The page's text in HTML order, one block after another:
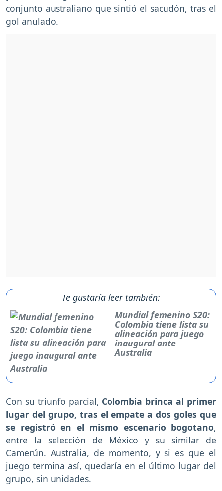
conjunto australiano que sintió el sacudón, tras el
gol anulado.
Te gustaría leer también:
Mundial femenino S20:
Colombia tiene lista su
alineación para juego
inaugural ante
Australia
Con su triunfo parcial, Colombia brinca al primer
lugar del grupo, tras el empate a dos goles que
se registró en el mismo escenario bogotano,
entre la selección de México y su similar de
Camerún. Australia, de momento, y si es que el
juego termina así, quedaría en el último lugar del
grupo, sin unidades.